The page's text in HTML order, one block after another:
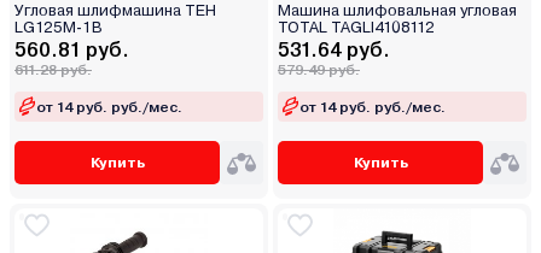
Угловая шлифмашина TEH
LG125M-1B
560.81 руб.
611.28 руб.
от 14 руб. руб./мес.
Купить
Машина шлифовальная угловая
TOTAL TAGLI4108112
531.64 руб.
579.49 руб.
от 14 руб. руб./мес.
Купить